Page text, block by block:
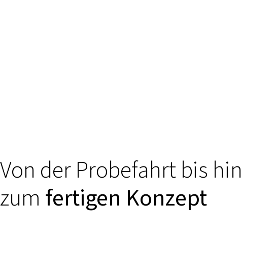
Von der Probefahrt bis hin
zum fertigen Konzept